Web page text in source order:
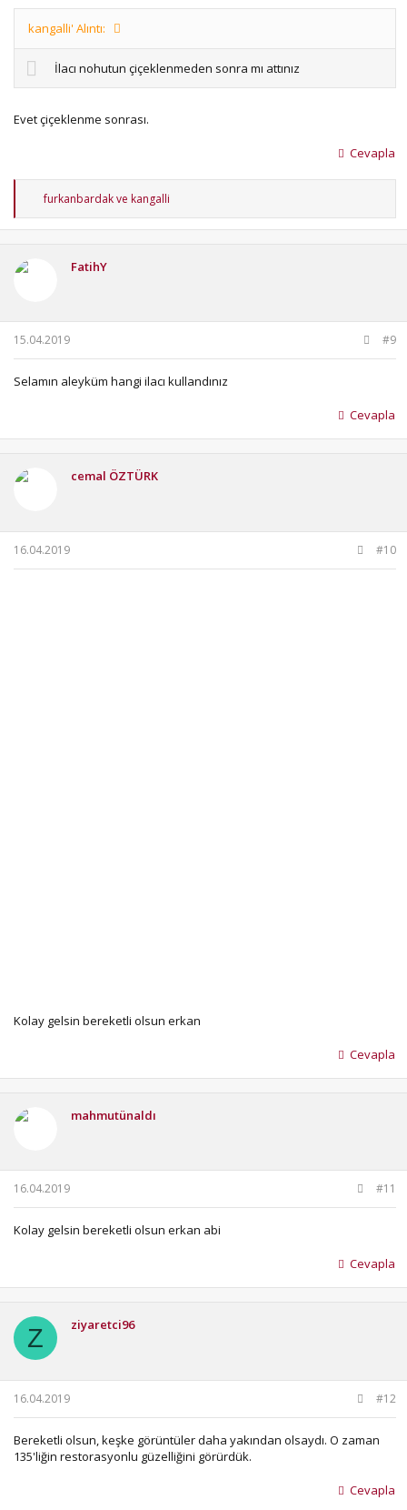
kangalli' Alıntı:
İlacı nohutun çiçeklenmeden sonra mı attınız
Evet çiçeklenme sonrası.
Cevapla
T
p
furkanbardakve kangalli
FatihY
15.04.2019 #9
Selamın aleyküm hangi ilacı kullandınız
Cevapla
cemal ÖZTÜRK
16.04.2019 #10
Kolay gelsin bereketli olsun erkan
Cevapla
mahmutünaldı
16.04.2019 #11
Kolay gelsin bereketli olsun erkan abi
Cevapla
Z ziyaretci96
16.04.2019 #12
Bereketli olsun, keşke görüntüler daha yakından olsaydı. O zaman
135'liğin restorasyonlu güzelliğini görürdük.
Cevapla